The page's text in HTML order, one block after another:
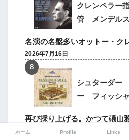
クレンペラー
管 メンデル
名演の名盤多いオットー・ク
2026年7月16日
シュターダ
ー フィッシ
再び採り上げる。かつて礒山
2026年7月18日
ホーム Profile Links